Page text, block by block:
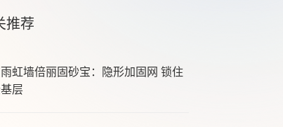
推荐
虹墙倍丽固砂宝：隐形加固网 锁住
层